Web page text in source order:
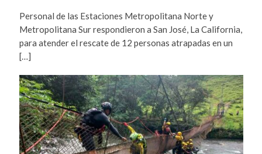
Personal de las Estaciones Metropolitana Norte y
Metropolitana Sur respondieron a San José, La California,
para atender el rescate de 12 personas atrapadas en un
[…]